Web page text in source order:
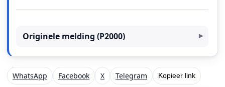
Originele melding (P2000)
WhatsApp Facebook X Telegram Kopieer link